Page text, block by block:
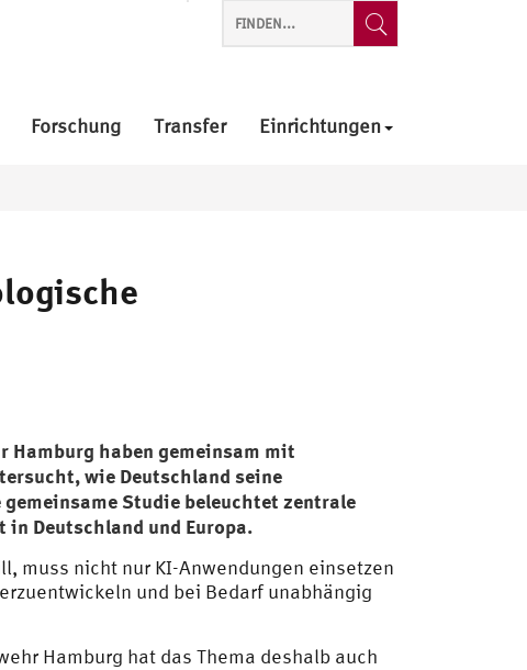
Forschung Transfer Einrichtungen
haben gemeinsam mit
wie Deutschland seine
gemeinsame Studie beleuchtet zentrale
Deutschland und Europa.
muss nicht nur KI-Anwendungen einsetzen
und bei Bedarf unabhängig
Hamburg hat das Thema deshalb auch